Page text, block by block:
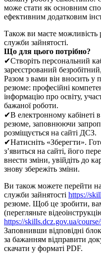
може стати як основним
ефективним додатковим
Також ви маєте можливість
служби зайнятості.
Що для цього потрібно?
✔Створіть персональний
зареєстрований
Разом з вами він вносить у
резюме: професійні
інформацію про освіту,
бажаної роботи.
✔В електронному кабінеті
резюме, заповнюючи
розміщується на сайті ДСЗ.
✔Натисніть «Зберегти».
з’явиться на сайті, його
внести зміни, увійдіть до
знову збережіть зміни.
Ви також можете перейти
служби зайнятості https://
резюме. Щоб це зробити,
(перегляньте
https://skills.dcz.gov.ua/
Заповнивши відповідні
за бажанням відправити
скачати у форматі PDF.